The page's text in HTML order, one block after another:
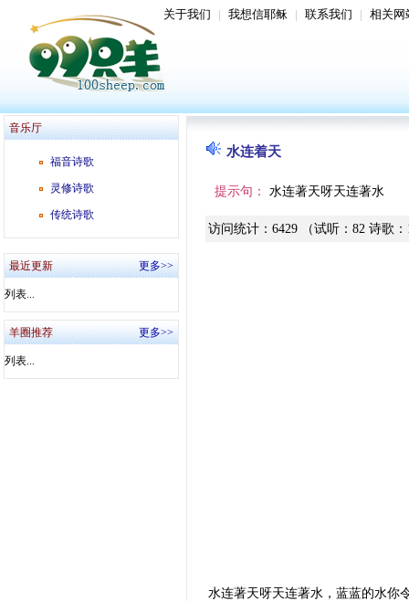
关于我们 | 我想信耶稣 | 联系我们 | 相关网
音乐厅
福音诗歌
灵修诗歌
传统诗歌
最近更新 更多>>
列表...
羊圈推荐 更多>>
列表...
水连着天
提示句： 水连著天呀天连著水
访问统计： 6429 （试听： 82 诗歌 ：
水连著天呀天连著水，蓝蓝的水你